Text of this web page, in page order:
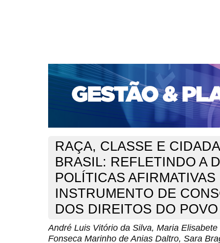
CAPA SOBRE ACESSO CADASTRO
PORTAL DE REVISTAS DA UNIFACS
SUBMISSÕES
PARA SUBMISSÃO DE ARTIGOS
TUTORIAL PARA
Capa v. 22, jan./dez. 2021> Vitório da Silva
RAÇA, CLASSE E
BRASIL: REFLETINDO A
POLÍTICAS AFIRMATIVAS
INSTRUMENTO DE
DOS DIREITOS DO
André Luis Vitório da Silva, Maria
Fonseca Marinho de Anias Daltro, Sara